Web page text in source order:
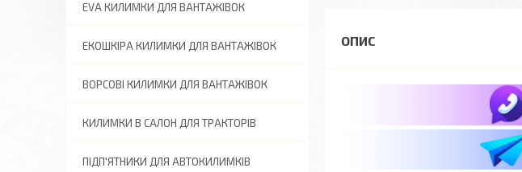
EVA КИЛИМКИ ДЛЯ ВАНТАЖІВОК
ЕКОШКІРА КИЛИМКИ ДЛЯ ВАНТАЖІВОК
ВОРСОВІ КИЛИМКИ ДЛЯ ВАНТАЖІВОК
КИЛИМКИ В САЛОН ДЛЯ ТРАКТОРІВ
ПІДП'ЯТНИКИ ДЛЯ АВТОКИЛИМКІВ